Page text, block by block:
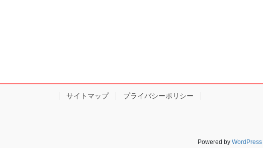
サイトマップ プライバシーポリシー
Powered by WordPress